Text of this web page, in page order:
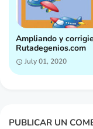
Ampliando y
Rutadegenios.com
July 01, 2020
PUBLICAR UN